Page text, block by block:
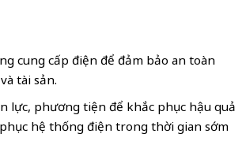
cung cấp điện để đảm bảo an toàn
tài sản.
lực, phương tiện để khắc phục hậu quả
hệ thống điện trong thời gian sớm